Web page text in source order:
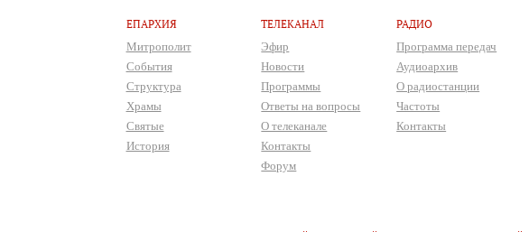
ЕПАРХИЯ
Митрополит
События
Структура
Храмы
Святые
История
ТЕЛЕКАНАЛ
Эфир
Новости
Программы
Ответы на вопросы
О телеканале
Контакты
Форум
РАДИО
Программа передач
Аудиоархив
О радиостанции
Частоты
Контакты